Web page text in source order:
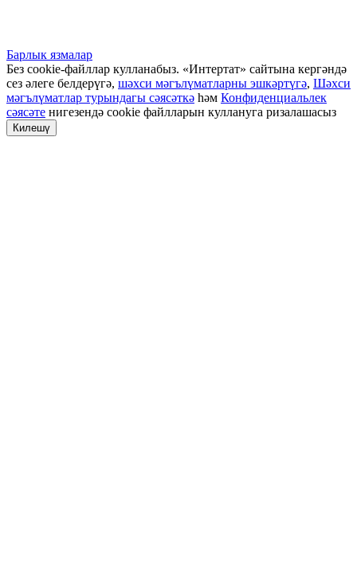
Барлык язмалар
Без cookie-файллар кулланабыз. «Интертат» сайтына кергәндә
сез әлеге белдерүгә, шәхси мәгълүматларны эшкәртүгә, Шәхси
мәгълүматлар турындагы сәясәткә һәм Конфиденциальлек
сәясәте нигезендә cookie файлларын куллануга ризалашасыз
Килешү